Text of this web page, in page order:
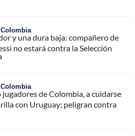
y una dura baja: compañero de
no estará contra la Selección
jugadores de Colombia, a cuidarse
con Uruguay; peligran contra